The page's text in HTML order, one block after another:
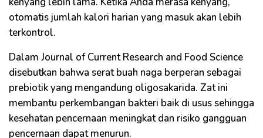
otomatis jumlah kalori harian yang masuk akan lebih
terkontrol.
Dalam Journal of Current Research and Food Science
disebutkan bahwa serat buah naga berperan sebagai
prebiotik yang mengandung oligosakarida. Zat ini
membantu perkembangan bakteri baik di usus sehingga
kesehatan pencernaan meningkat dan risiko gangguan
pencernaan dapat menurun.